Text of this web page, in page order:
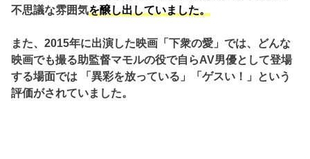
不思議な雰囲気を醸し出していました。
また、2015年に出演した映画「下衆の愛」では、どんな
映画でも撮る助監督マモルの役で自らAV男優として登場
する場面では
「異彩を放っている 」「ゲスい！」という
評価がされていました。